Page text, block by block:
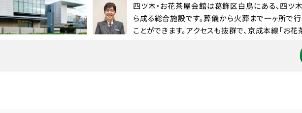
四ツ木・お花茶屋会館は葛飾区白鳥にある、四
ら成る総合施設です。葬儀から火葬まで一ヶ所で
ことができます。アクセスも抜群で、京成本線「お